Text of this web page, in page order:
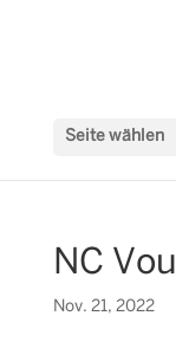
Seite wählen
NC
Nov. 21, 2022